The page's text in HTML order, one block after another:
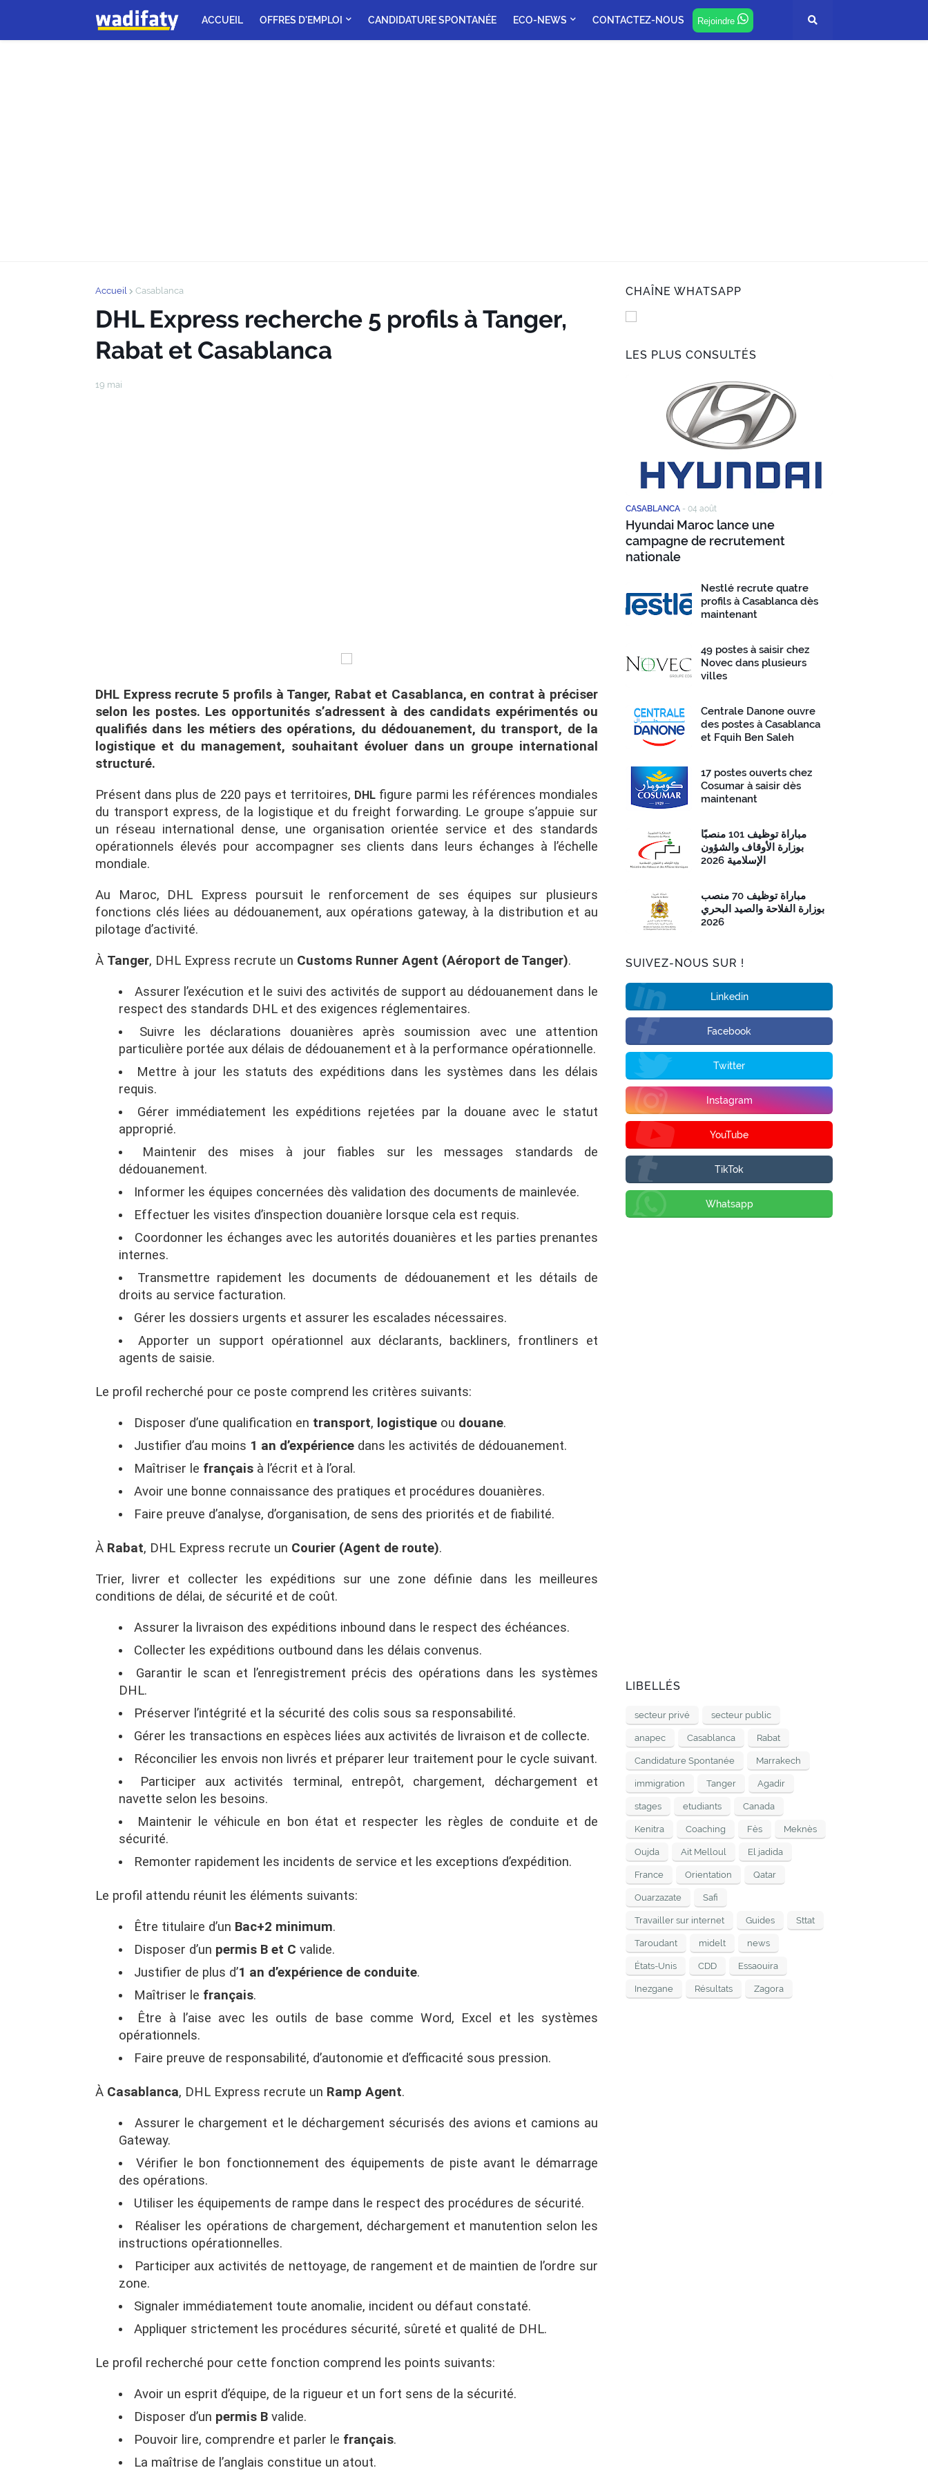
ACCUEIL OFFRES D'EMPLOI CANDIDATURE SPONTANÉE ECO-NEWS CONTACTEZ-NOUS Rejoindre
Accueil Casablanca
DHL Express recherche 5 profils à Tanger,
Rabat et Casablanca
19 mai
DHL Express recrute 5 profils à Tanger, Rabat et Casablanca, en contrat à préciser
selon les postes. Les opportunités s’adressent à des candidats expérimentés ou
qualifiés dans les métiers des opérations, du dédouanement, du transport, de la
logistique et du management, souhaitant évoluer dans un groupe international
structuré.
Présent dans plus de 220 pays et territoires, DHL figure parmi les références mondiales
du transport express, de la logistique et du freight forwarding. Le groupe s’appuie sur
un réseau international dense, une organisation orientée service et des standards
opérationnels élevés pour accompagner ses clients dans leurs échanges à l’échelle
mondiale.
Au Maroc, DHL Express poursuit le renforcement de ses équipes sur plusieurs
fonctions clés liées au dédouanement, aux opérations gateway, à la distribution et au
pilotage d’activité.
À Tanger, DHL Express recrute un Customs Runner Agent (Aéroport de Tanger).
Assurer l’exécution et le suivi des activités de support au dédouanement dans le
respect des standards DHL et des exigences réglementaires.
Suivre les déclarations douanières après soumission avec une attention
particulière portée aux délais de dédouanement et à la performance opérationnelle.
Mettre à jour les statuts des expéditions dans les systèmes dans les délais
requis.
Gérer immédiatement les expéditions rejetées par la douane avec le statut
approprié.
Maintenir des mises à jour fiables sur les messages standards de
dédouanement.
Informer les équipes concernées dès validation des documents de mainlevée.
Effectuer les visites d’inspection douanière lorsque cela est requis.
Coordonner les échanges avec les autorités douanières et les parties prenantes
internes.
Transmettre rapidement les documents de dédouanement et les détails de
droits au service facturation.
Gérer les dossiers urgents et assurer les escalades nécessaires.
Apporter un support opérationnel aux déclarants, backliners, frontliners et
agents de saisie.
Le profil recherché pour ce poste comprend les critères suivants:
Disposer d’une qualification en transport, logistique ou douane.
Justifier d’au moins 1 an d’expérience dans les activités de dédouanement.
Maîtriser le français à l’écrit et à l’oral.
Avoir une bonne connaissance des pratiques et procédures douanières.
Faire preuve d’analyse, d’organisation, de sens des priorités et de fiabilité.
À Rabat, DHL Express recrute un Courier (Agent de route).
Trier, livrer et collecter les expéditions sur une zone définie dans les meilleures
conditions de délai, de sécurité et de coût.
Assurer la livraison des expéditions inbound dans le respect des échéances.
Collecter les expéditions outbound dans les délais convenus.
Garantir le scan et l’enregistrement précis des opérations dans les systèmes
DHL.
Préserver l’intégrité et la sécurité des colis sous sa responsabilité.
Gérer les transactions en espèces liées aux activités de livraison et de collecte.
Réconcilier les envois non livrés et préparer leur traitement pour le cycle suivant.
Participer aux activités terminal, entrepôt, chargement, déchargement et
navette selon les besoins.
Maintenir le véhicule en bon état et respecter les règles de conduite et de
sécurité.
Remonter rapidement les incidents de service et les exceptions d’expédition.
Le profil attendu réunit les éléments suivants:
Être titulaire d’un Bac+2 minimum.
Disposer d’un permis B et C valide.
Justifier de plus d’1 an d’expérience de conduite.
Maîtriser le français.
Être à l’aise avec les outils de base comme Word, Excel et les systèmes
opérationnels.
Faire preuve de responsabilité, d’autonomie et d’efficacité sous pression.
À Casablanca, DHL Express recrute un Ramp Agent.
Assurer le chargement et le déchargement sécurisés des avions et camions au
Gateway.
Vérifier le bon fonctionnement des équipements de piste avant le démarrage
des opérations.
Utiliser les équipements de rampe dans le respect des procédures de sécurité.
Réaliser les opérations de chargement, déchargement et manutention selon les
instructions opérationnelles.
Participer aux activités de nettoyage, de rangement et de maintien de l’ordre sur
zone.
Signaler immédiatement toute anomalie, incident ou défaut constaté.
Appliquer strictement les procédures sécurité, sûreté et qualité de DHL.
Le profil recherché pour cette fonction comprend les points suivants:
Avoir un esprit d’équipe, de la rigueur et un fort sens de la sécurité.
Disposer d’un permis B valide.
Pouvoir lire, comprendre et parler le français.
La maîtrise de l’anglais constitue un atout.
CHAÎNE WHATSAPP
LES PLUS CONSULTÉS
CASABLANCA - 04 août
Hyundai Maroc lance une
campagne de recrutement
nationale
Nestlé recrute quatre
profils à Casablanca dès
maintenant
49 postes à saisir chez
Novec dans plusieurs
villes
Centrale Danone ouvre
des postes à Casablanca
et Fquih Ben Saleh
17 postes ouverts chez
Cosumar à saisir dès
maintenant
مباراة توظيف 101 منصبًا
بوزارة الأوقاف والشؤون
الإسلامية 2026
مباراة توظيف 70 منصب
بوزارة الفلاحة والصيد البحري
2026
SUIVEZ-NOUS SUR !
Linkedin
Facebook
Twitter
Instagram
YouTube
TikTok
Whatsapp
LIBELLÉS
secteur privé secteur public
anapec Casablanca Rabat
Candidature Spontanée Marrakech
immigration Tanger Agadir
stages etudiants Canada
Kenitra Coaching Fès Meknès
Oujda Ait Melloul El jadida
France Orientation Qatar
Ouarzazate Safi
Travailler sur internet Guides Sttat
Taroudant midelt news
États-Unis CDD Essaouira
Inezgane Résultats Zagora